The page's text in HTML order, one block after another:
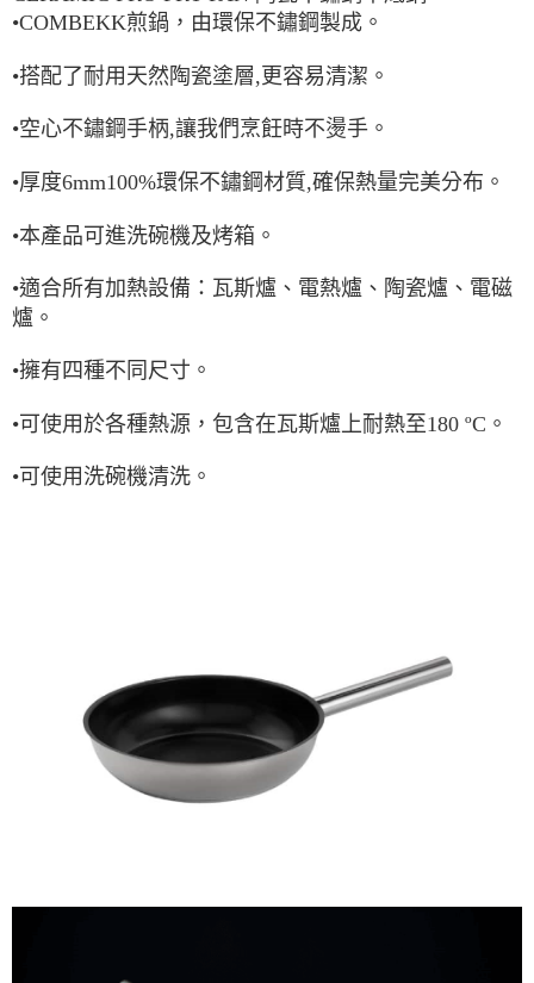
•COMBEKK煎鍋，由環保不鏽鋼製成。
•搭配了耐用天然陶瓷塗層,更容易清潔。
•空心不鏽鋼手柄,讓我們烹飪時不燙手。
•厚度6mm100%環保不鏽鋼材質,確保熱量完美分布。
•本產品可進洗碗機及烤箱。
•適合所有加熱設備：瓦斯爐、電熱爐、陶瓷爐、電磁
爐。
•擁有四種不同尺寸。
•可使用於各種熱源，包含在瓦斯爐上耐熱至180 ºC。
•可使用洗碗機清洗。